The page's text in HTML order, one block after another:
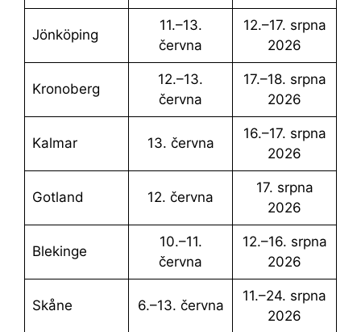
Jönköping
11.–13.
června
12.–17. srpna
2026
Kronoberg
12.–13.
června
17.–18. srpna
2026
Kalmar 13. června
16.–17. srpna
2026
Gotland 12. června
17. srpna
2026
Blekinge
10.–11.
června
12.–16. srpna
2026
Skåne 6.–13. června
11.–24. srpna
2026